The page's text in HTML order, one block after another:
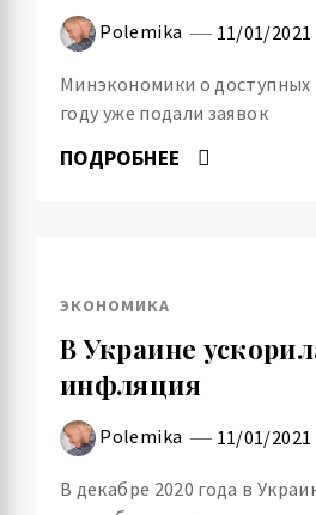
Polemika 11/01/2021
Минэкономики о доступных
году уже подали заявок
ПОДРОБНЕЕ
ЭКОНОМИКА
В Украине
инфляция
Polemika 11/01/2021
В декабре 2020 года в